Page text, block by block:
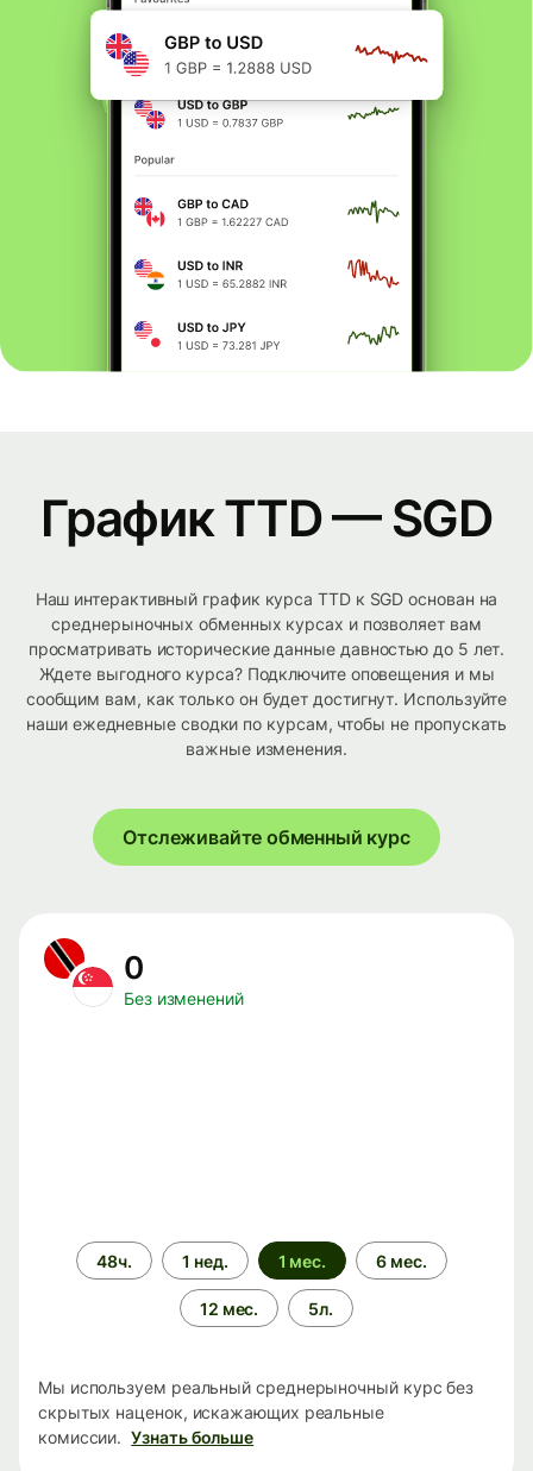
График TTD — SGD
Наш интерактивный график курса TTD к SGD основан на
среднерыночных обменных курсах и позволяет вам
просматривать исторические данные давностью до 5 лет.
Ждете выгодного курса? Подключите оповещения и мы
сообщим вам, как только он будет достигнут. Используйте
наши ежедневные сводки по курсам, чтобы не пропускать
важные изменения.
Отслеживайте обменный курс
0
Без изменений
Период
времени
48ч. 1 нед. 1 мес. 6 мес.
12 мес. 5л.
Мы используем реальный среднерыночный курс без
скрытых наценок, искажающих реальные
комиссии. Узнать больше